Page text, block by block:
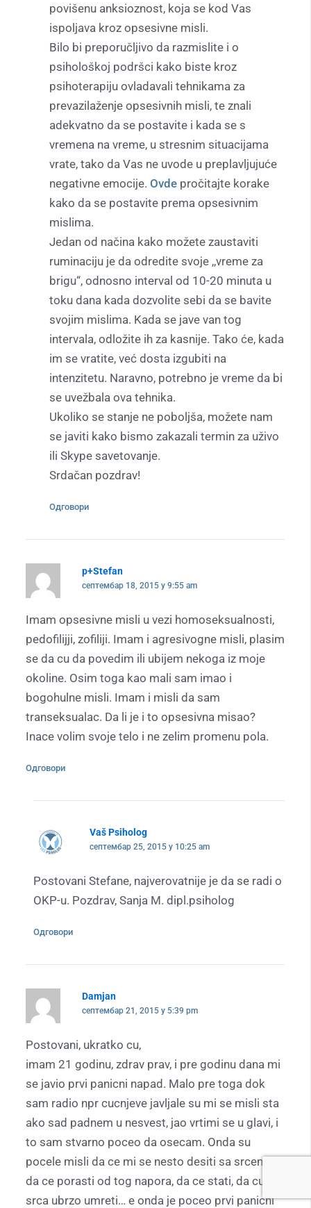
povišenu anksioznost, koja se kod Vas
ispoljava kroz opsesivne misli.
Bilo bi preporučljivo da razmislite i o
psihološkoj podršci kako biste kroz
psihoterapiju ovladavali tehnikama za
prevazilaženje opsesivnih misli, te znali
adekvatno da se postavite i kada se s
vremena na vreme, u stresnim situacijama
vrate, tako da Vas ne uvode u preplavljujuće
negativne emocije. Ovdepročitajte korake
kako da se postavite prema opsesivnim
mislima.
Jedan od načina kako možete zaustaviti
ruminaciju je da odredite svoje ,,vreme za
brigu“, odnosno interval od 10-20 minuta u
toku dana kada dozvolite sebi da se bavite
svojim mislima. Kada se jave van tog
intervala, odložite ih za kasnije. Tako će, kada
im se vratite, već dosta izgubiti na
intenzitetu. Naravno, potrebno je vreme da bi
se uvežbala ova tehnika.
Ukoliko se stanje ne poboljša, možete nam
se javiti kako bismo zakazali termin za uživo
ili Skype savetovanje.
Srdačan pozdrav!
Одговори
p+Stefan
септембар 18, 2015 у 9:55 am
Imam opsesivne misli u vezi homoseksualnosti,
pedofilijji, zofiliji. Imam i agresivogne misli, plasim
se da cu da povedim ili ubijem nekoga iz moje
okoline. Osim toga kao mali sam imao i
bogohulne misli. Imam i misli da sam
transeksualac. Da li je i to opsesivna misao?
Inace volim svoje telo i ne zelim promenu pola.
Одговори
Vaš Psiholog
септембар 25, 2015 у 10:25 am
Postovani Stefane, najverovatnije je da se radi o
OKP-u. Pozdrav, Sanja M. dipl.psiholog
Одговори
Damjan
септембар 21, 2015 у 5:39 pm
Postovani, ukratko cu,
imam 21 godinu, zdrav prav, i pre godinu dana mi
se javio prvi panicni napad. Malo pre toga dok
sam radio npr cucnjeve javljale su mi se misli sta
ako sad padnem u nesvest, jao vrtimi se u glavi, i
to sam stvarno poceo da osecam. Onda su
pocele misli da ce mi se nesto desiti sa srcem,
da ce porasti od tog napora, da ce stati, da cu od
srca ubrzo umreti… e onda je poceo prvi panicni